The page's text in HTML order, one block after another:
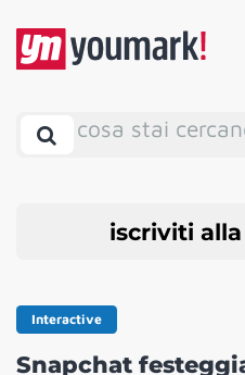
cosa stai
iscriviti
Interactive
Snapchat